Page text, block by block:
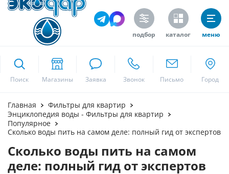
подбор каталог меню
Поиск
Москва
Главная
Фильтры для квартир
Энциклопедия воды - Фильтры для квартир
Популярное
Сколько воды пить на самом деле: полный гид от экспертов
Сколько воды пить на самом
деле: полный гид от экспертов